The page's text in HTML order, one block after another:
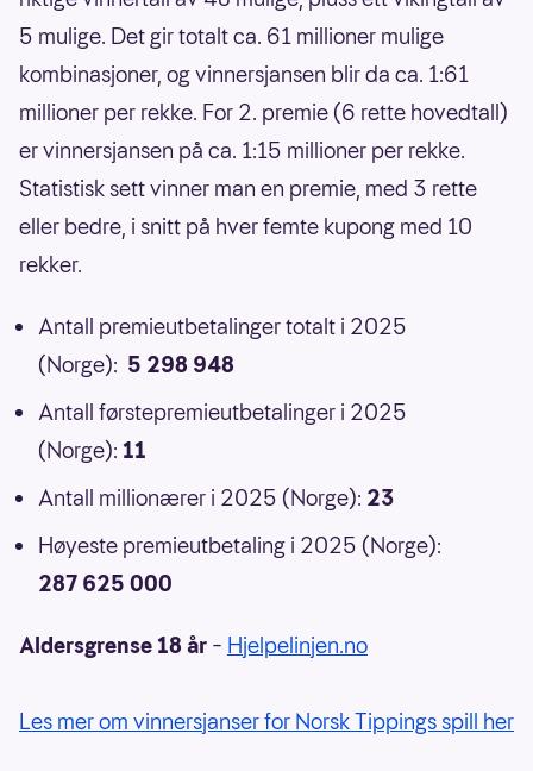
5 mulige. Det gir totalt ca. 61 millioner mulige
kombinasjoner, og vinnersjansen blir da ca. 1:61
millioner per rekke. For 2. premie (6 rette hovedtall)
er vinnersjansen på ca. 1:15 millioner per rekke.
Statistisk sett vinner man en premie, med 3 rette
eller bedre, i snitt på hver femte kupong med 10
rekker.
Antall premieutbetalinger totalt i 2025
(Norge): 5 298 948
Antall førstepremieutbetalinger i 2025
(Norge): 11
Antall millionærer i 2025 (Norge): 23
Høyeste premieutbetaling i 2025 (Norge):
287 625 000
Aldersgrense 18 år – Hjelpelinjen.no
Les mer om vinnersjanser for Norsk Tippings spill her